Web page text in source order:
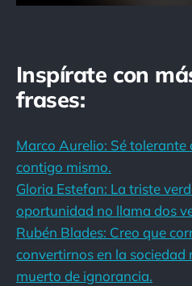
Inspírate con
frases:
Marco Aurelio: Sé tolerante
contigo mismo.
Gloria Estefan: La triste
oportunidad no llama dos
Rubén Blades: Creo que
convertirnos en la
muerto de ignorancia.